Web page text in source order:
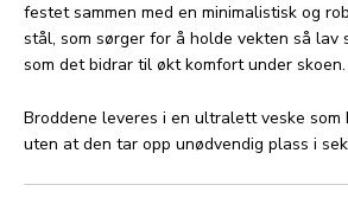
festet sammen med en minimalistisk og
stål, som sørger for å holde vekten så lav
som det bidrar til økt komfort under skoen.
Broddene leveres i en ultralett veske som
uten at den tar opp unødvendig plass i